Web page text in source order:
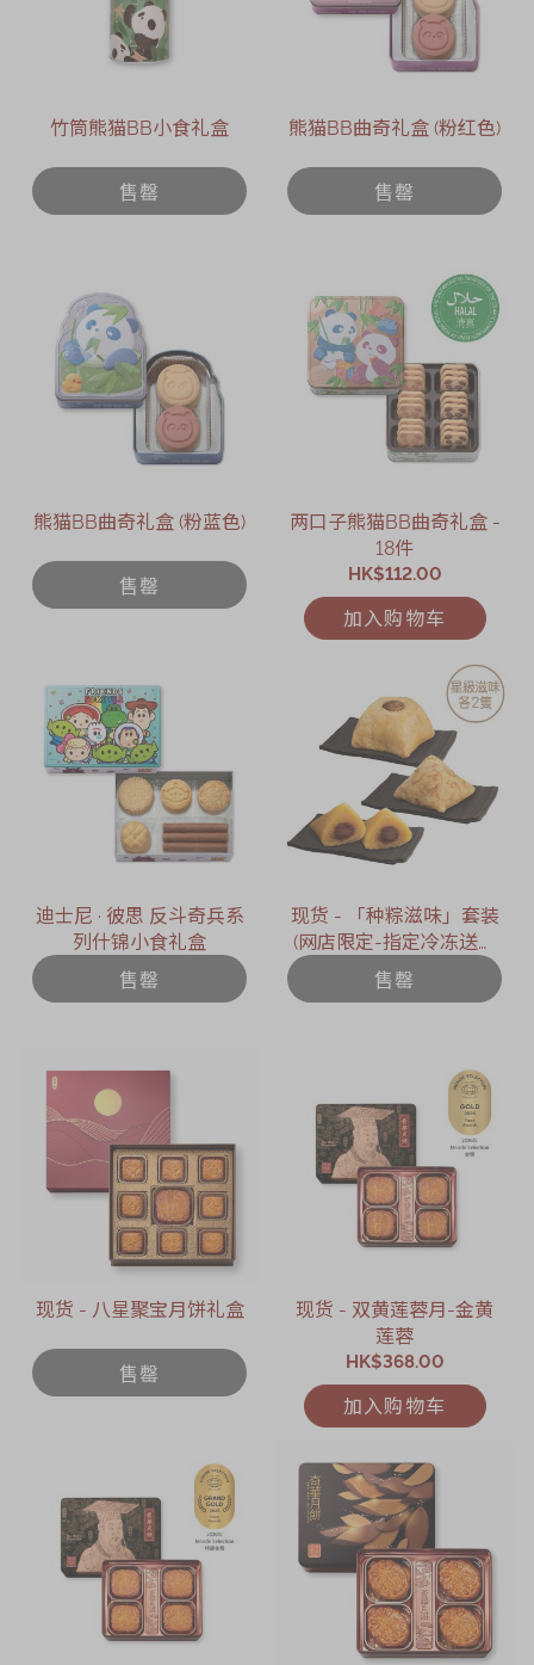
竹筒熊猫BB小食礼盒
售罄
熊猫BB曲奇礼盒 (粉红色)
售罄
熊猫BB曲奇礼盒 (粉蓝色)
售罄
两口子熊猫BB曲奇礼盒 -
18件
HK$112.00
加入购物车
迪士尼 ∙ 彼思 反斗奇兵系
列什锦小食礼盒
售罄
现货 - 「种粽滋味」套装
(网店限定-指定冷冻送货
日期 : 2026年6月12日)
售罄
现货 - 八星聚宝月饼礼盒
售罄
现货 - 双黄莲蓉月-金黄
莲蓉
HK$368.00
加入购物车